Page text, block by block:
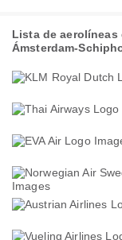
Lista de
Ámsterdam-